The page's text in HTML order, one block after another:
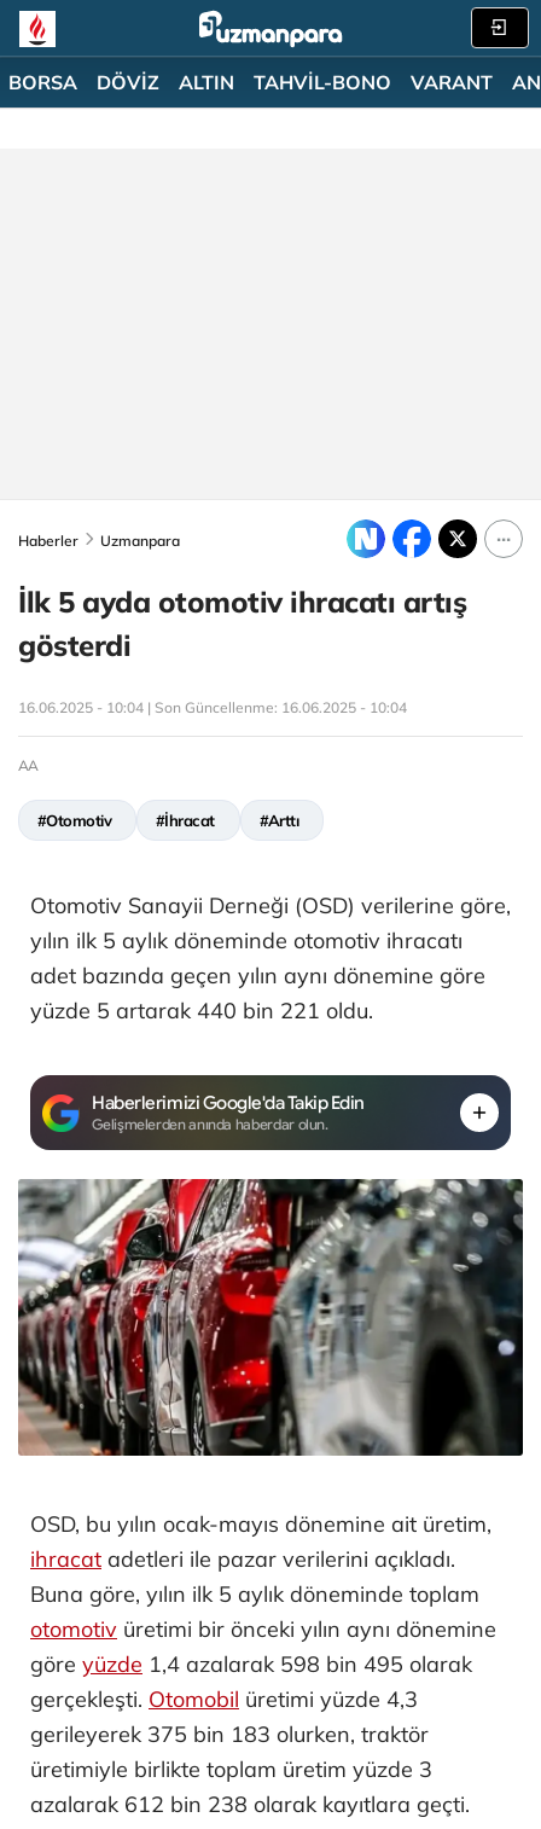
BORSA DÖVİZ ALTIN TAHVİL-BONO VARANT
Haberler Uzmanpara
İlk 5 ayda otomotiv ihracatı artış
gösterdi
16.06.2025 - 10:04 | Son Güncellenme: 16.06.2025 - 10:04
AA
#Otomotiv #İhracat #Arttı
Otomotiv Sanayii Derneği (OSD) verilerine göre,
yılın ilk 5 aylık döneminde otomotiv ihracatı
adet bazında geçen yılın aynı dönemine göre
yüzde 5 artarak 440 bin 221 oldu.
Haberlerimizi Google'da Takip Edin
Gelişmelerden anında haberdar olun.
OSD, bu yılın ocak-mayıs dönemine ait üretim,
ihracat adetleri ile pazar verilerini açıkladı.
Buna göre, yılın ilk 5 aylık döneminde toplam
otomotiv üretimi bir önceki yılın aynı dönemine
göre yüzde 1,4 azalarak 598 bin 495 olarak
gerçekleşti. Otomobil üretimi yüzde 4,3
gerileyerek 375 bin 183 olurken, traktör
üretimiyle birlikte toplam üretim yüzde 3
azalarak 612 bin 238 olarak kayıtlara geçti.